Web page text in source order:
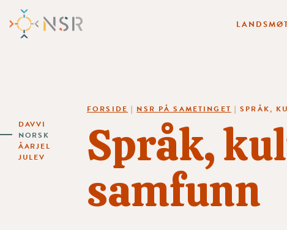
DAVVI
NORSK
ÅARJEL
JULEV
FORSIDE | NSR PÅ SAMETINGET |SPRÅK,
Språk,
samfunn